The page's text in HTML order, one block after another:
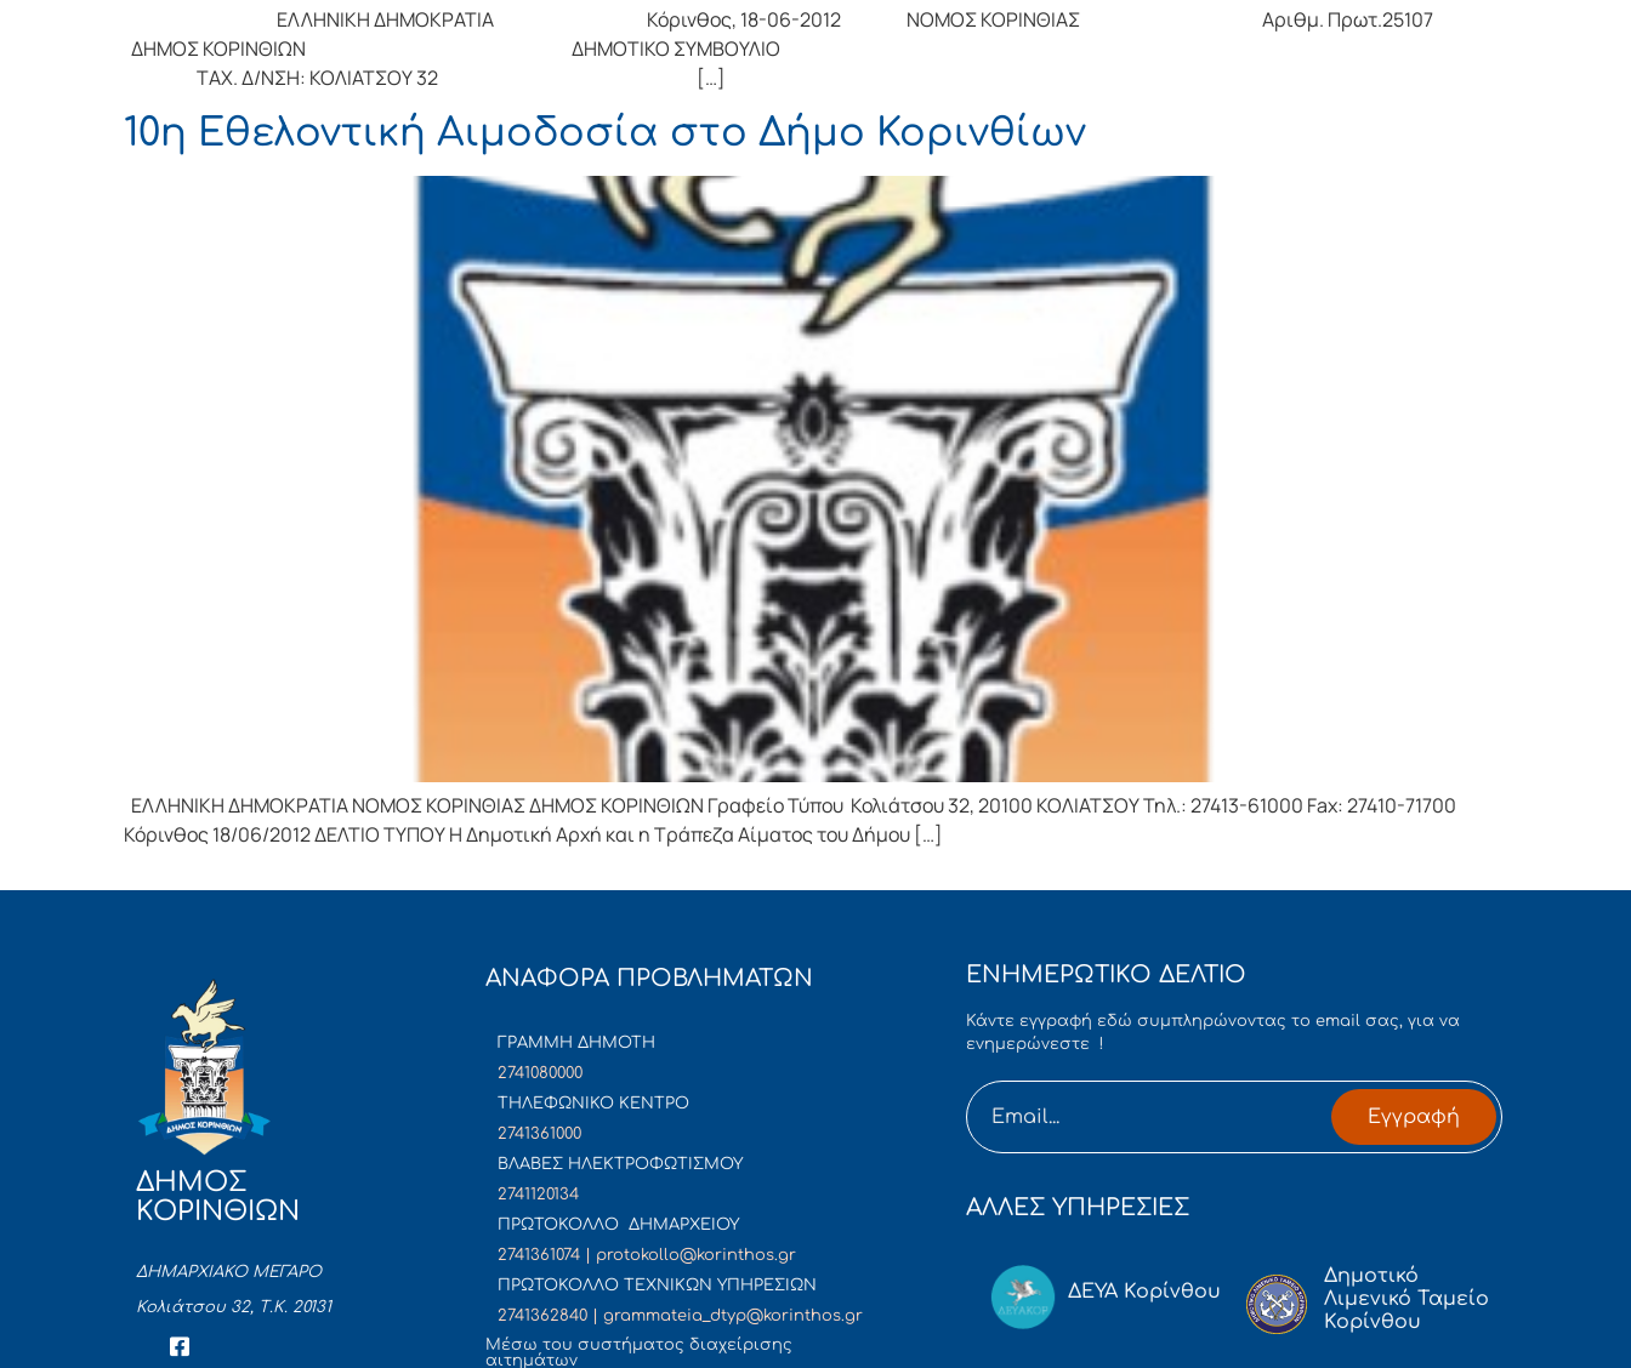
ΕΛΛΗΝΙΚΗ ΔΗΜΟΚΡΑΤΙΑ Κόρινθος, 18-06-2012 ΝΟΜΟΣ ΚΟΡΙΝΘΙΑΣ Αριθμ. Πρωτ.25107
ΔΗΜΟΣ ΚΟΡΙΝΘΙΩΝ ΔΗΜΟΤΙΚΟ ΣΥΜΒΟΥΛΙΟ
ΤΑΧ. Δ/ΝΣΗ: ΚΟΛΙΑΤΣΟΥ 32 […]
10η Εθελοντική Αιμοδοσία στο Δήμο Κορινθίων
ΕΛΛΗΝΙΚΗ ΔΗΜΟΚΡΑΤΙΑ ΝΟΜΟΣ ΚΟΡΙΝΘΙΑΣ ΔΗΜΟΣ ΚΟΡΙΝΘΙΩΝ Γραφείο Τύπου Κολιάτσου 32, 20100 ΚΟΛΙΑΤΣΟΥ Τηλ.: 27413-61000 Fax: 27410-71700
Κόρινθος 18/06/2012 ΔΕΛΤΙΟ ΤΥΠΟΥ Η Δημοτική Αρχή και η Τράπεζα Αίματος του Δήμου […]
ΔΗΜΟΣ
ΚΟΡΙΝΘΙΩΝ
ΔΗΜΑΡΧΙΑΚΟ ΜΕΓΑΡΟ
Κολιάτσου 32, Τ.Κ. 20131
ΑΝΑΦΟΡΑ ΠΡΟΒΛΗΜΑΤΩΝ
ΓΡΑΜΜΗ ΔΗΜΟΤΗ
2741080000
ΤΗΛΕΦΩΝΙΚΟ ΚΕΝΤΡΟ
2741361000
ΒΛΑΒΕΣ ΗΛΕΚΤΡΟΦΩΤΙΣΜΟΥ
2741120134
ΠΡΩΤΟΚΟΛΛΟ ΔΗΜΑΡΧΕΙΟΥ
2741361074 | protokollo@korinthos.gr
ΠΡΩΤΟΚΟΛΛΟ ΤΕΧΝΙΚΩΝ ΥΠΗΡΕΣΙΩΝ
2741362840 | grammateia_dtyp@korinthos.gr
Mέσω του συστήματος διαχείρισης
αιτημάτων
ΕΝΗΜΕΡΩΤΙΚΟ ΔΕΛΤΙΟ
Κάντε εγγραφή εδώ συμπληρώνοντας το email σας, για να
ενημερώνεστε !
Εγγραφή
ΑΛΛΕΣ ΥΠΗΡΕΣΙΕΣ
ΔΕΥΑ Κορίνθου
Δημοτικό
Λιμενικό Ταμείο
Κορίνθου